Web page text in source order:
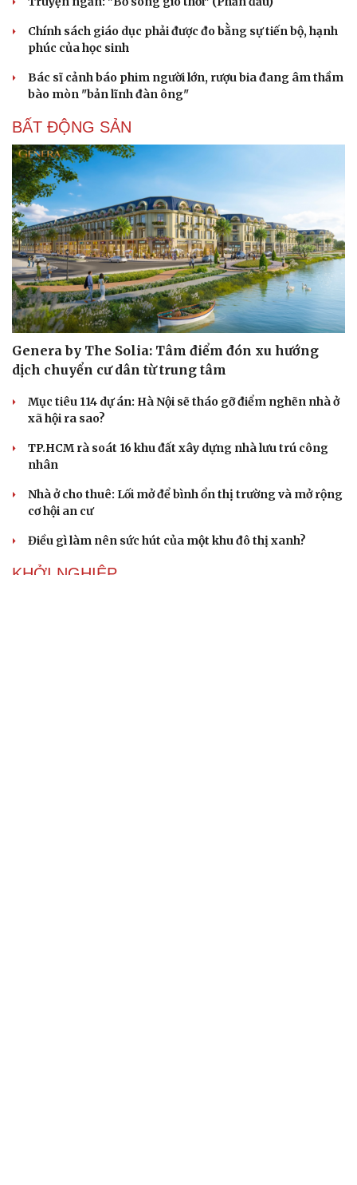
Chính sách giáo dục phải được đo bằng sự tiến bộ, hạnh
phúc của học sinh
Bác sĩ cảnh báo phim người lớn, rượu bia đang âm thầm
bào mòn "bản lĩnh đàn ông"
BẤT ĐỘNG SẢN
Genera by The Solia: Tâm điểm đón xu hướng
dịch chuyển cư dân từ trung tâm
Mục tiêu 114 dự án: Hà Nội sẽ tháo gỡ điểm nghẽn nhà ở
xã hội ra sao?
TP.HCM rà soát 16 khu đất xây dựng nhà lưu trú công
nhân
Nhà ở cho thuê: Lối mở để bình ổn thị trường và mở rộng
cơ hội an cư
Điều gì làm nên sức hút của một khu đô thị xanh?
KHỞI NGHIỆP